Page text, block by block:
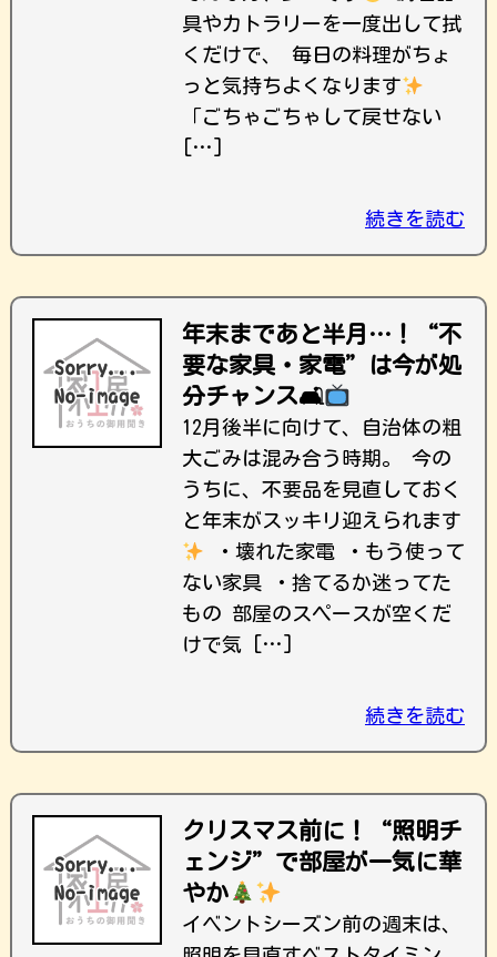
具やカトラリーを一度出して拭
くだけで、 毎日の料理がちょ
っと気持ちよくなります
「ごちゃごちゃして戻せない
[…]
続きを読む
年末まであと半月…！“不
要な家具・家電”は今が処
分チャンス🛋
12月後半に向けて、自治体の粗
大ごみは混み合う時期。 今の
うちに、不要品を見直しておく
と年末がスッキリ迎えられます
・壊れた家電 ・もう使って
ない家具 ・捨てるか迷ってた
もの 部屋のスペースが空くだ
けで気 […]
続きを読む
クリスマス前に！“照明チ
ェンジ”で部屋が一気に華
やか
イベントシーズン前の週末は、